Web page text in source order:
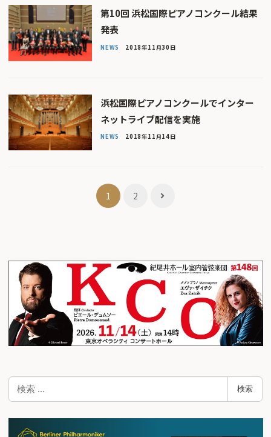
第10回 浜松国際ピアノコンクール結果
発表
NEWS 2018年11月30日
浜松国際ピアノコンクールでインター
ネットライブ配信を実施
NEWS 2018年11月14日
ゲ
ー
ョ
ン
1 2
検
検索